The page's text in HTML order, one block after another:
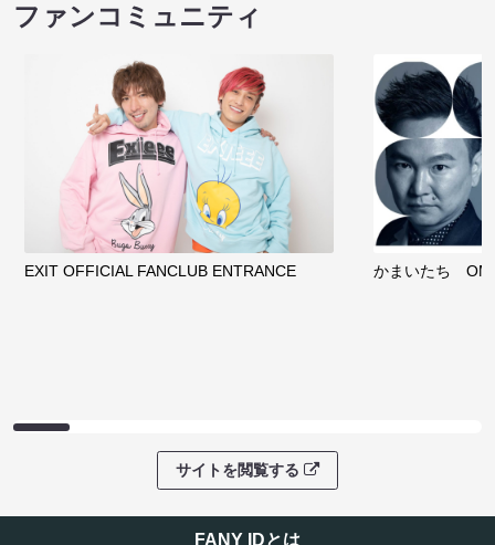
ファンコミュニティ
EXIT OFFICIAL FANCLUB ENTRANCE かまいたち
サイトを閲覧する
FANY IDとは